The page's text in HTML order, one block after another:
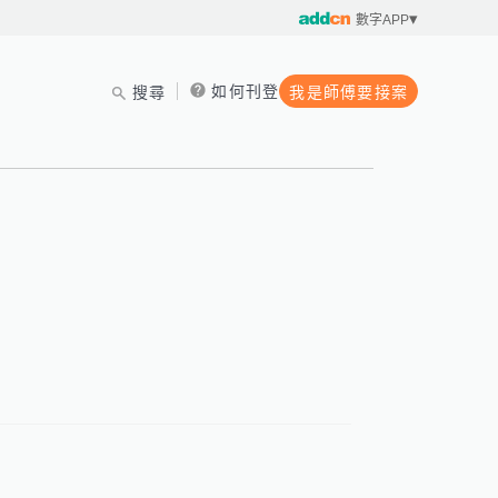
數字APP
搜尋 如何刊登 我是師傅要接案